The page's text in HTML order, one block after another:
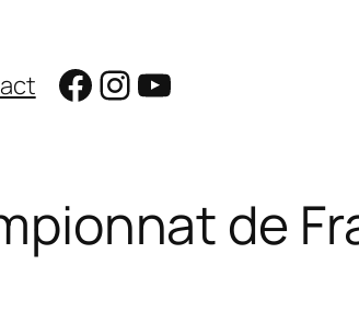
Facebook
Instagram
YouTube
de